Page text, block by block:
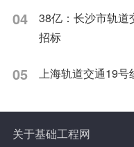
04
38亿：长沙市轨道
招标
05 上海轨道交通19号
关于基础工程网